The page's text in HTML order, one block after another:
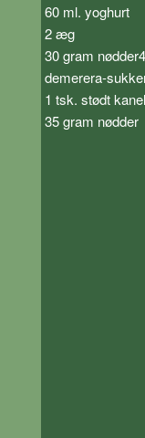
60 ml. yoghurt
2 æg
30 gram
demerera-
1 tsk. stødt kanel
35 gram nødder